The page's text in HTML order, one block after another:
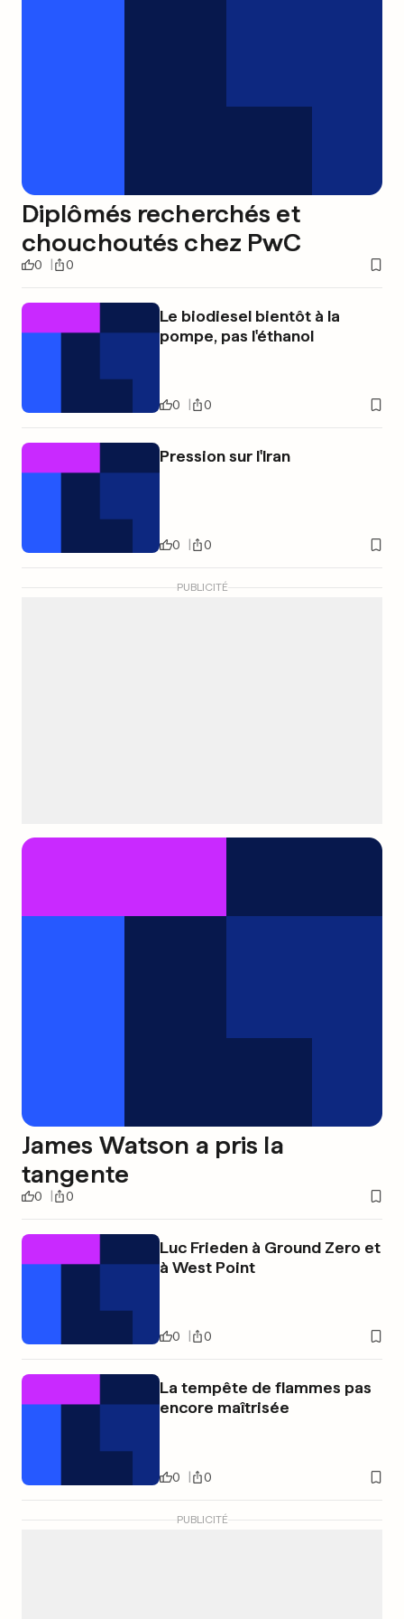
Diplômés recherchés et
chouchoutés chez PwC
0 0
Le biodiesel bientôt à la
pompe, pas l'éthanol
0 0
Pression sur l'Iran
0 0
PUBLICITÉ
James Watson a pris la
tangente
0 0
Luc Frieden à Ground Zero et
à West Point
0 0
La tempête de flammes pas
encore maîtrisée
0 0
PUBLICITÉ